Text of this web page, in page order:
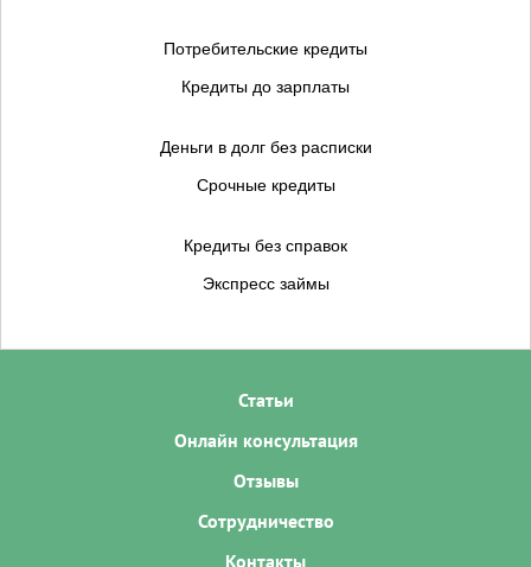
Потребительские кредиты
Кредиты до зарплаты
Деньги в долг без расписки
Срочные кредиты
Кредиты без справок
Экспресс займы
Статьи
Онлайн консультация
Отзывы
Сотрудничество
Контакты